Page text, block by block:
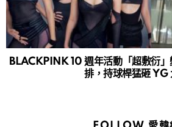
BLACKPINK 10 週年活動「超敷衍」
排，持球桿猛砸 YG